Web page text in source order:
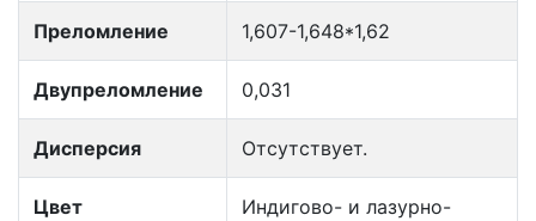
Преломление 1,607-1,648*1,62
Двупреломление 0,031
Дисперсия Отсутствует.
Цвет
Индигово- и лазурно-